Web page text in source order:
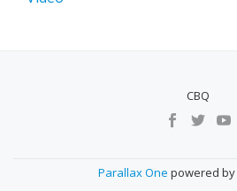
CBQ
Parallax One powered by